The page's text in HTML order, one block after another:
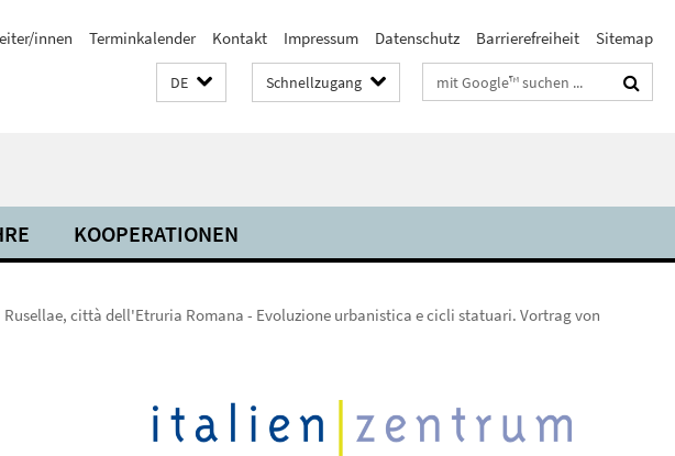
innen Terminkalender Kontakt Impressum Datenschutz Barrierefreiheit Sitemap
DE Schnellzugang Suchbegriffe
KOOPERATIONEN
Rusellae, città dell'Etruria Romana - Evoluzione urbanistica e cicli statuari. Vortrag von